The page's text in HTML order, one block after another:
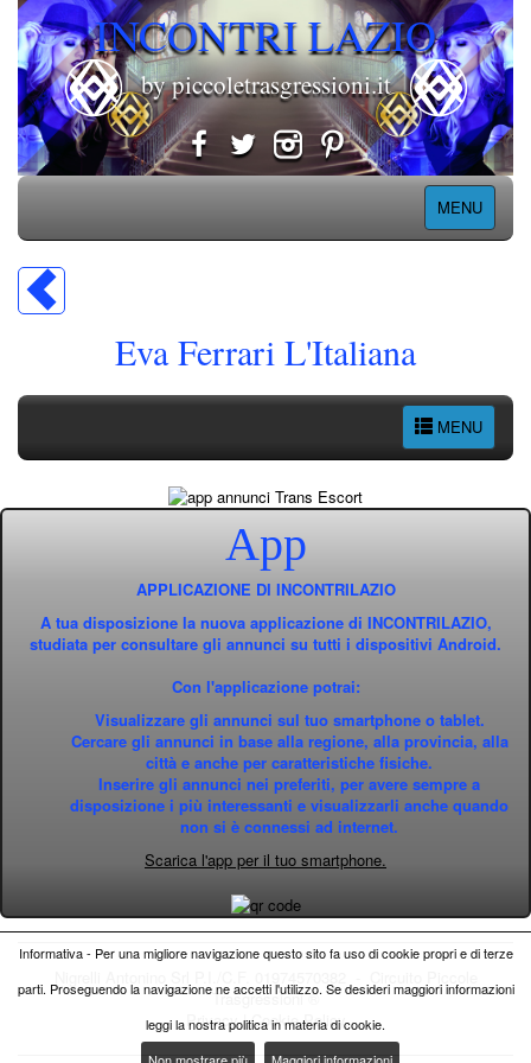
INCONTRI LAZIO
by piccoletrasgressioni.it
MENU
Eva Ferrari L'Italiana
MENU
App
APPLICAZIONE DI INCONTRILAZIO
A tua disposizione la nuova applicazione di INCONTRILAZIO,
studiata per consultare gli annunci su tutti i dispositivi Android.
Con l'applicazione potrai:
Visualizzare gli annunci sul tuo smartphone o tablet.
Cercare gli annunci in base alla regione, alla provincia, alla
città e anche per caratteristiche fisiche.
Inserire gli annunci nei preferiti, per avere sempre a
disposizione i più interessanti e visualizzarli anche quando
non si è connessi ad internet.
Scarica l'app per il tuo smartphone.
Trasgressioni ®
Privacy|Cookie Policy
Informativa - Per una migliore navigazione questo sito fa uso di cookie propri e di terze
parti. Proseguendo la navigazione ne accetti l'utilizzo. Se desideri maggiori informazioni
leggi la nostra politica in materia di cookie.